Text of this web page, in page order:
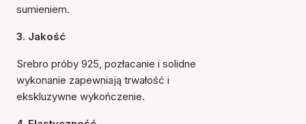
sumieniem.
3. Jakość
Srebro próby 925, pozłacanie i solidne
wykonanie zapewniają trwałość i
ekskluzywne wykończenie.